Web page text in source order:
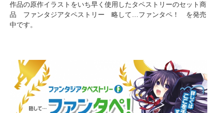
作品の原作イラストをいち早く使用したタペストリーのセット商
品 ファンタジアタペストリー 略して…ファンタペ！ を発売
中です。